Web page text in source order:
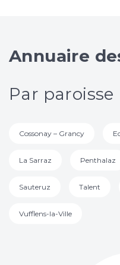
Annuaire
Par paroisse
Cossonay – Grancy
La Sarraz Penthalaz
Sauteruz Talent
Vufflens-la-Ville